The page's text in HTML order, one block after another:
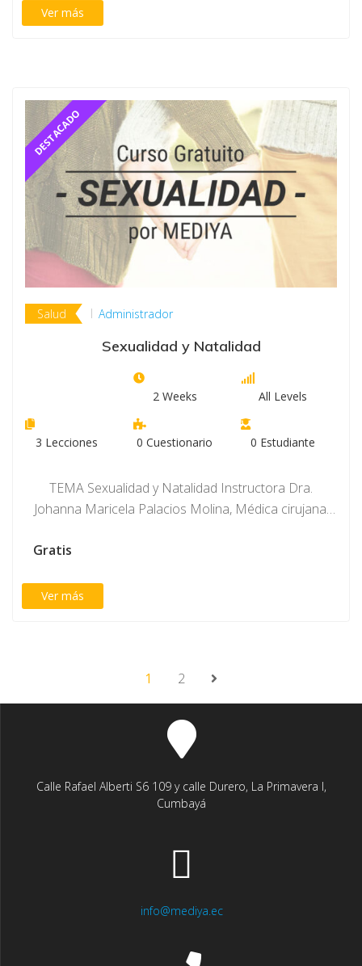
Ver más
Salud Administrador
Sexualidad y Natalidad
2 Weeks All Levels
3 Lecciones 0 Cuestionario 0 Estudiante
TEMA Sexualidad y Natalidad Instructora Dra.
Johanna Maricela Palacios Molina, Médica cirujana,
Gratis
Ver más
1 2
Calle Rafael Alberti S6 109 y calle Durero, La Primavera I,
Cumbayá
info@mediya.ec